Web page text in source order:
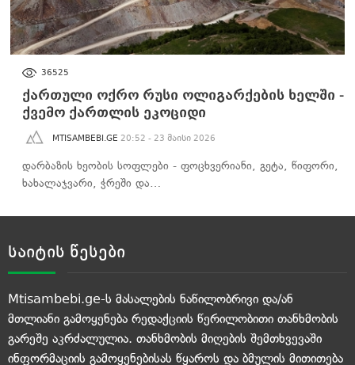
36525
ქართული ოქრო რუსი ოლიგარქების ხელში -
ქვემო ქართლის ეკოციდი
MTISAMBEBI.GE 20:52 - 23 მაისი 2026
დარბაზის ხეობის სოფლები - ფოცხვერიანი, გეტა, წიფორი,
ხახალაჯვარი, ჭრეში და…
საიტის წესები
Mtisambebi.ge-ს მასალების ნაწილობრივი და/ან
მთლიანი გამოყენება რედაქციის წერილობითი თანხმობის
გარეშე აკრძალულია. თანხმობის მიღების შემთხვევაში
ინფორმაციის გამოყენებისას წყაროს და ბმულის მითითება